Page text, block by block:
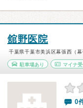
舘野医院
千葉県千葉市美浜区幕張西（
駐車場あり マイナ
0